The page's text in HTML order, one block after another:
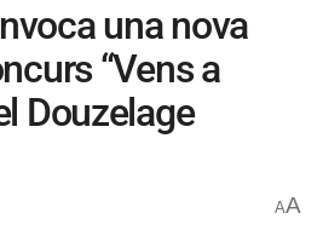
una nova
“Vens a
Douzelage
AA